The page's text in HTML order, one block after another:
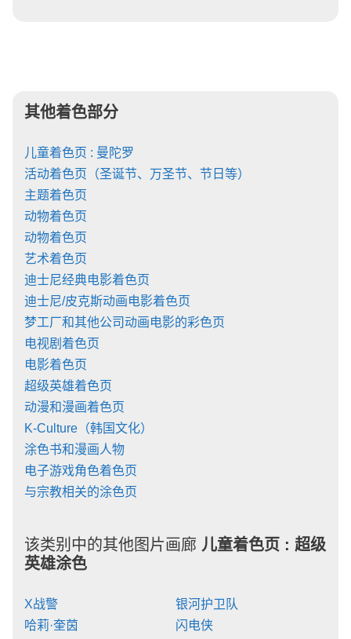
其他着色部分
儿童着色页 : 曼陀罗
活动着色页（圣诞节、万圣节、节日等）
主题着色页
动物着色页
动物着色页
艺术着色页
迪士尼经典电影着色页
迪士尼/皮克斯动画电影着色页
梦工厂和其他公司动画电影的彩色页
电视剧着色页
电影着色页
超级英雄着色页
动漫和漫画着色页
K-Culture（韩国文化）
涂色书和漫画人物
电子游戏角色着色页
与宗教相关的涂色页
该类别中的其他图片画廊 儿童着色页 : 超级
英雄涂色
X战警
哈莉·奎茵
银河护卫队
闪电侠